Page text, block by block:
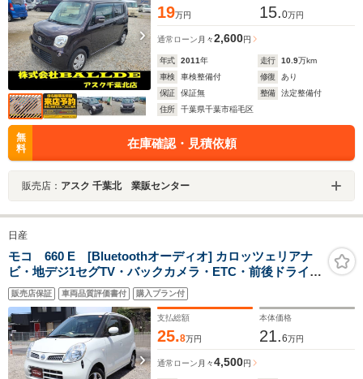
19万円 15.0万円
通常ローン 月々2,600円
年式 2011年 走行 10.9万km
車検
車検整備付 修復
あり
保証
保証無 整備
法定整備付
住所
千葉県千葉市稲毛区
無
料
在庫確認・見積依頼
販売店： アスク 千葉北 業販センター
日産
モコ 660 E [Bluetoothオーディオ] カロッツェリアナ
ビ・地デジ1セグTV・バックカメラ・ETC・前後ドライブ
レコーダー・スマートキー(スペアキー有り)・ベンチシー
ト・オートヘッドライト・電動コーナーポール・禁煙車
販売店保証 車両品質評価書付 購入プラン付
支払総額
25.8万円
本体価格
21.6万円
通常ローン 月々4,500円